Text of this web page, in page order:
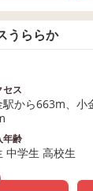
うららか
セス
駅から663m、小
年齢
中学生 高校生